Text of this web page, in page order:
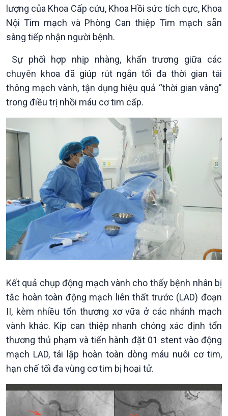
Chính trị
Tin Chính trị
Chính phủ với người dân
Quốc hội với cử tri
Đảng trong cuộc sống
Nhận diện sự thật
Pháp luật và đời sống
Thế giới
Tin thế giới
Vấn đề quốc tế
Hồ sơ sự kiện quốc tế
Biên cương - Một dải vững
bền
Kinh tế
Tin Kinh tế
Trước giờ mở cửa
Dòng chảy Kinh tế
Sức sống hàng Việt
Khởi nghiệp
Nông nghiệp & Biển đảo
Tin Nông nghiệp & Biển
đảo
Mùa vàng
Biển đảo Việt Nam
Tâm tình biên giới và hải
lượng của Khoa Cấp cứu, Khoa Hồi sức tích cực, Khoa
Nội Tim mạch và Phòng Can thiệp Tim mạch sẵn
sàng tiếp nhận người bệnh.
Sự phối hợp nhịp nhàng, khẩn trương giữa các
chuyên khoa đã giúp rút ngắn tối đa thời gian tái
thông mạch vành, tận dụng hiệu quả “thời gian vàng”
trong điều trị nhồi máu cơ tim cấp.
Kết quả chụp động mạch vành cho thấy bệnh nhân bị
tắc hoàn toàn động mạch liên thất trước (LAD) đoạn
II, kèm nhiều tổn thương xơ vữa ở các nhánh mạch
vành khác. Kíp can thiệp nhanh chóng xác định tổn
thương thủ phạm và tiến hành đặt 01 stent vào động
mạch LAD, tái lập hoàn toàn dòng máu nuôi cơ tim,
hạn chế tối đa vùng cơ tim bị hoại tử.